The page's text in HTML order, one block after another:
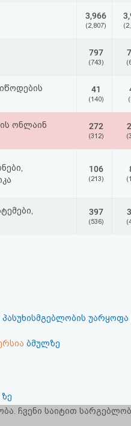
3,966
(2,807)
797
(743)
41
(140)
ონლაინ
272
(312)
106
(213)
397
(536)
უარყოფა
ბმულზე
კავშირს უზრუნველყოფს:
ჩვენი საიტით